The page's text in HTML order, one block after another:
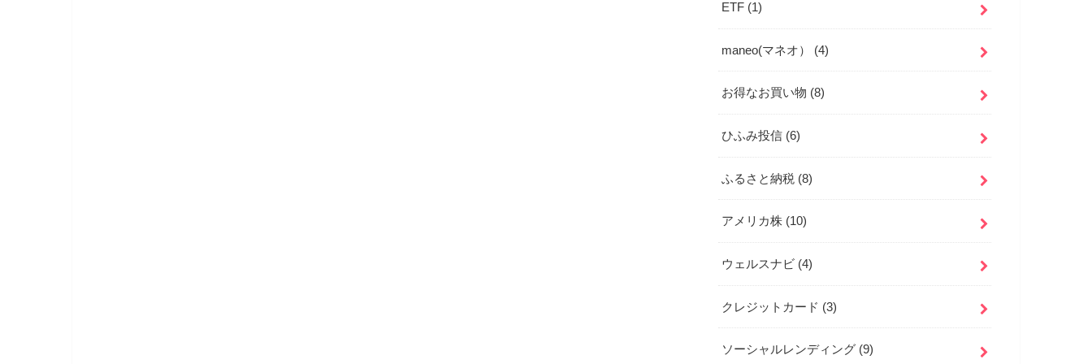
ETF (1)
maneo(マネオ） (4)
お得なお買い物 (8)
ひふみ投信 (6)
ふるさと納税 (8)
アメリカ株 (10)
ウェルスナビ (4)
クレジットカード (3)
ソーシャルレンディング (9)